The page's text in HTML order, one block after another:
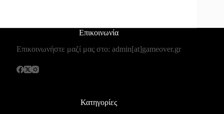
Επικοινωνία
Επικοινωνήστε μαζί μας στο: admin[at]gameover.gr
Κατηγορίες